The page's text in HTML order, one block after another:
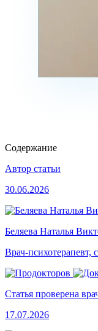
Содержание
Автор статьи
30.06.2026
Беляева Наталья
Врач-психотерапевт,
Статья проверена
17.07.2026